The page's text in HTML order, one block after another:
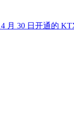
月 30 日开通的